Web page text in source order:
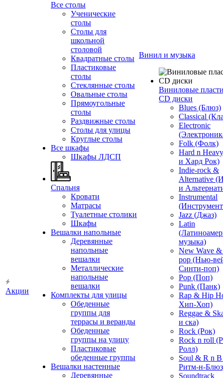
Акции
Все столы
Ученические
столы
Столы для
школьной
столовой
Квадратные столы
Пластиковые
столы
Стеклянные столы
Овальные столы
Прямоугольные
столы
Раздвижные столы
Столы для улицы
Круглые столы
Все шкафы
Шкафы ЛДСП
Спальня
Кровати
Матрасы
Туалетные столики
Шкафы
Вешалки напольные
Деревянные
напольные
вешалки
Металлические
напольные
вешалки
Комплекты для улицы
Обеденные
группы для
террасы и веранды
Обеденные
группы на улицу
Пластиковые
обеденные группы
Вешалки настенные
Деревянные
Винил и музыка
Виниловые
CD диски
Blues (Блюз)
Classical
Electronic
Folk (Фолк)
Hard n
и Хард Рок)
Indie-rock &
Alternative
и
Instrumental
Jazz (Джаз)
Latin
музыка)
New Wave
pop (Нью-
Синти-поп)
Pop (Поп)
Punk (Панк)
Rap & Hip
Хип-Хоп)
Reggae &
и ска)
Rock (Рок)
Rock n roll
Ролл)
Soul & R n
Ритм-н-
Soundtrack